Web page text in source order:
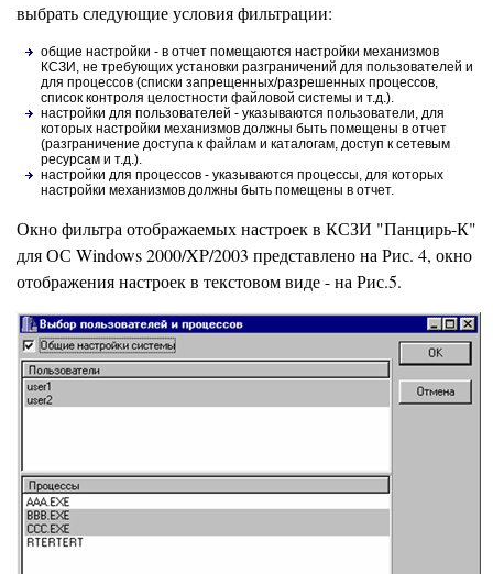
выбрать следующие условия фильтрации:
общие настройки - в отчет помещаются настройки механизмов
КСЗИ, не требующих установки разграничений для пользователей и
для процессов (списки запрещенных/разрешенных процессов,
список контроля целостности файловой системы и т.д.).
настройки для пользователей - указываются пользователи, для
которых настройки механизмов должны быть помещены в отчет
(разграничение доступа к файлам и каталогам, доступ к сетевым
ресурсам и т.д.).
настройки для процессов - указываются процессы, для которых
настройки механизмов должны быть помещены в отчет.
Окно фильтра отображаемых настроек в КСЗИ "Панцирь-К"
для ОС Windows 2000/XP/2003 представлено на Рис. 4, окно
отображения настроек в текстовом виде - на Рис.5.